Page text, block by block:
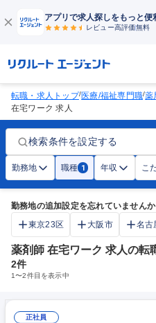
アプリで求人探しをもっと便
レビュー高評価無料
転職・求人トップ/医療/福祉専門職/薬
在宅ワーク 求人
検索条件を設定する
勤務地 職種 1 年収 こ
勤務地の追加設定を忘れていませんか
東京23区
大阪市 名古
薬剤師 在宅ワーク 求人の転
2件
1〜2件目を表示中
正社員